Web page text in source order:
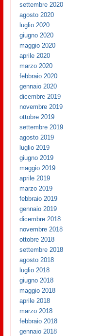
settembre 2020
agosto 2020
luglio 2020
giugno 2020
maggio 2020
aprile 2020
marzo 2020
febbraio 2020
gennaio 2020
dicembre 2019
novembre 2019
ottobre 2019
settembre 2019
agosto 2019
luglio 2019
giugno 2019
maggio 2019
aprile 2019
marzo 2019
febbraio 2019
gennaio 2019
dicembre 2018
novembre 2018
ottobre 2018
settembre 2018
agosto 2018
luglio 2018
giugno 2018
maggio 2018
aprile 2018
marzo 2018
febbraio 2018
gennaio 2018